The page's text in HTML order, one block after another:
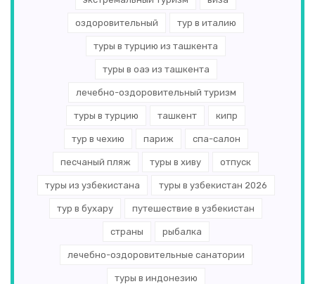
оздоровительный тур в италию
туры в турцию из ташкента
туры в оаэ из ташкента
лечебно-оздоровительный туризм
туры в турцию ташкент кипр
тур в чехию париж спа-салон
песчаный пляж туры в хиву отпуск
туры из узбекистана туры в узбекистан 2026
тур в бухару путешествие в узбекистан
страны рыбалка
лечебно-оздоровительные санатории
туры в индонезию